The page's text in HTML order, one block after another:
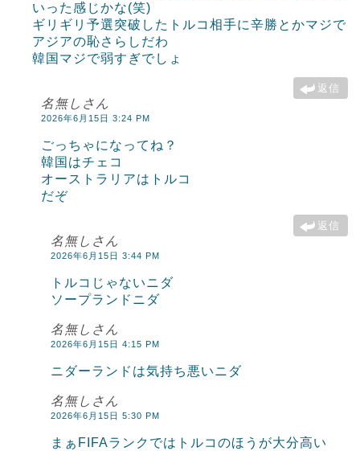
いった感じかな(笑)
ギリギリ予選突破したトルコ相手に辛勝とかマジで
アジアの恥さらしだわ
韓国マジで弱すぎでしょ
返信
名無しさん
2026年6月15日 3:24 PM
ごっちゃになってね？
韓国はチェコ
オーストラリアはトルコ
だぞ
返信
名無しさん
2026年6月15日 3:44 PM
トルコじゃないニダ
ソープランドニダ
名無しさん
2026年6月15日 4:15 PM
ニダーランドは気持ち悪いニダ
名無しさん
2026年6月15日 5:30 PM
まぁFIFAランクではトルコのほうが大分高い